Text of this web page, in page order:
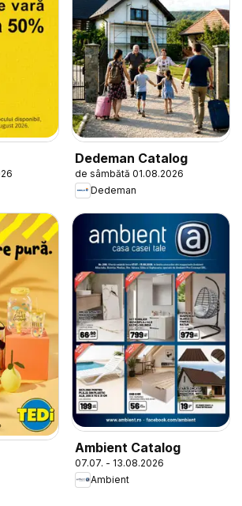
Dedeman Catalog
de sâmbătă 01.08.2026
Dedeman
Ambient Catalog
07.07. - 13.08.2026
Ambient